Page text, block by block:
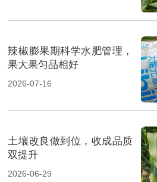
辣椒膨果期科学水肥管理，
果大果匀品相好
2026-07-16
土壤改良做到位，收成品质
双提升
2026-06-29